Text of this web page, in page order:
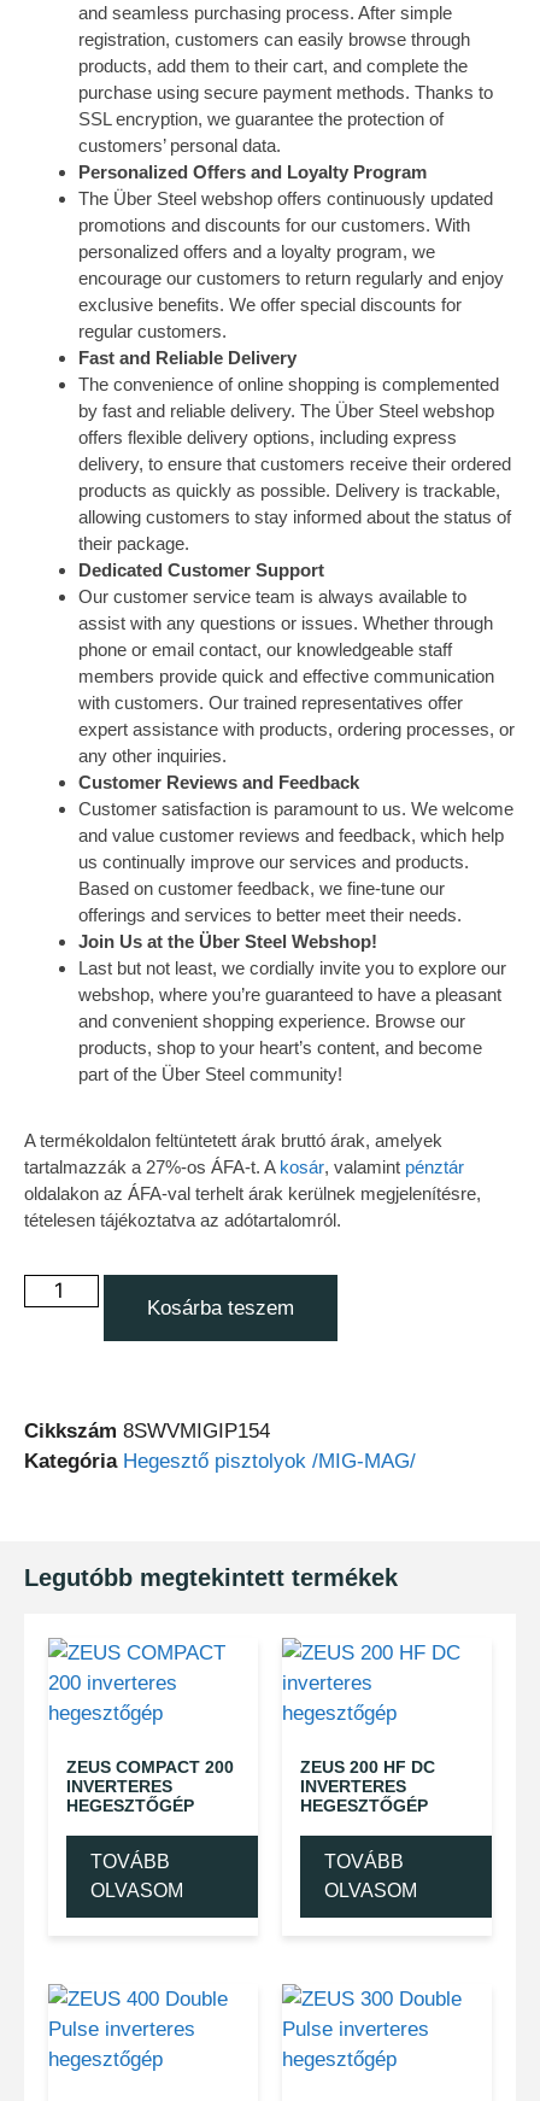
and seamless purchasing process. After simple
registration, customers can easily browse through
products, add them to their cart, and complete the
purchase using secure payment methods. Thanks to
SSL encryption, we guarantee the protection of
customers’ personal data.
Personalized Offers and Loyalty Program
The Über Steel webshop offers continuously updated
promotions and discounts for our customers. With
personalized offers and a loyalty program, we
encourage our customers to return regularly and enjoy
exclusive benefits. We offer special discounts for
regular customers.
Fast and Reliable Delivery
The convenience of online shopping is complemented
by fast and reliable delivery. The Über Steel webshop
offers flexible delivery options, including express
delivery, to ensure that customers receive their ordered
products as quickly as possible. Delivery is trackable,
allowing customers to stay informed about the status of
their package.
Dedicated Customer Support
Our customer service team is always available to
assist with any questions or issues. Whether through
phone or email contact, our knowledgeable staff
members provide quick and effective communication
with customers. Our trained representatives offer
expert assistance with products, ordering processes, or
any other inquiries.
Customer Reviews and Feedback
Customer satisfaction is paramount to us. We welcome
and value customer reviews and feedback, which help
us continually improve our services and products.
Based on customer feedback, we fine-tune our
offerings and services to better meet their needs.
Join Us at the Über Steel Webshop!
Last but not least, we cordially invite you to explore our
webshop, where you’re guaranteed to have a pleasant
and convenient shopping experience. Browse our
products, shop to your heart’s content, and become
part of the Über Steel community!
A termékoldalon feltüntetett árak bruttó árak, amelyek
tartalmazzák a 27%-os ÁFA-t. A kosár, valamint pénztár
oldalakon az ÁFA-val terhelt árak kerülnek megjelenítésre,
tételesen tájékoztatva az adótartalomról.
Kosárba teszem
Cikkszám 8SWVMIGIP154
Kategória Hegesztő pisztolyok /MIG-MAG/
Legutóbb megtekintett termékek
ZEUS COMPACT 200
INVERTERES
HEGESZTŐGÉP
TOVÁBB
OLVASOM
ZEUS 200 HF DC
INVERTERES
HEGESZTŐGÉP
TOVÁBB
OLVASOM